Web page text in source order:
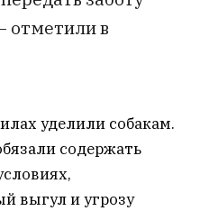
отметили в
уделили собакам.
содержать
выгул и угрозу